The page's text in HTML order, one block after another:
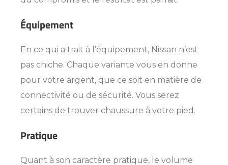
Équipement
En ce qui a trait à l’équipement, Nissan n’est
pas chiche. Chaque variante vous en donne
pour votre argent, que ce soit en matière de
connectivité ou de sécurité. Vous serez
certains de trouver chaussure à votre pied.
Pratique
Quant à son caractère pratique, le volume